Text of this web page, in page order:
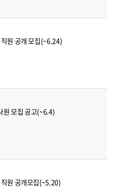
원 공개 모집(~6.24)
원 모집 공고(~6.4)
원 공개모집(~5.20)